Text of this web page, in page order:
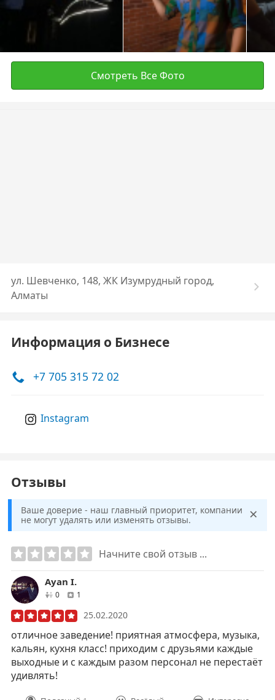
Смотреть Все Фото
ул. Шевченко, 148, ЖК Изумрудный город,
Алматы
Информация о Бизнесе
+7 705 315 72 02
Instagram
Отзывы
Ваше доверие - наш главный приоритет, компании
не могут удалять или изменять отзывы.
×
Начните свой отзыв ...
Ayan I.
0друзей1
25.02.2020
отличное заведение! приятная атмосфера, музыка,
кальян, кухня класс! приходим с друзьями каждые
выходные и с каждым разом персонал не перестаёт
удивлять!